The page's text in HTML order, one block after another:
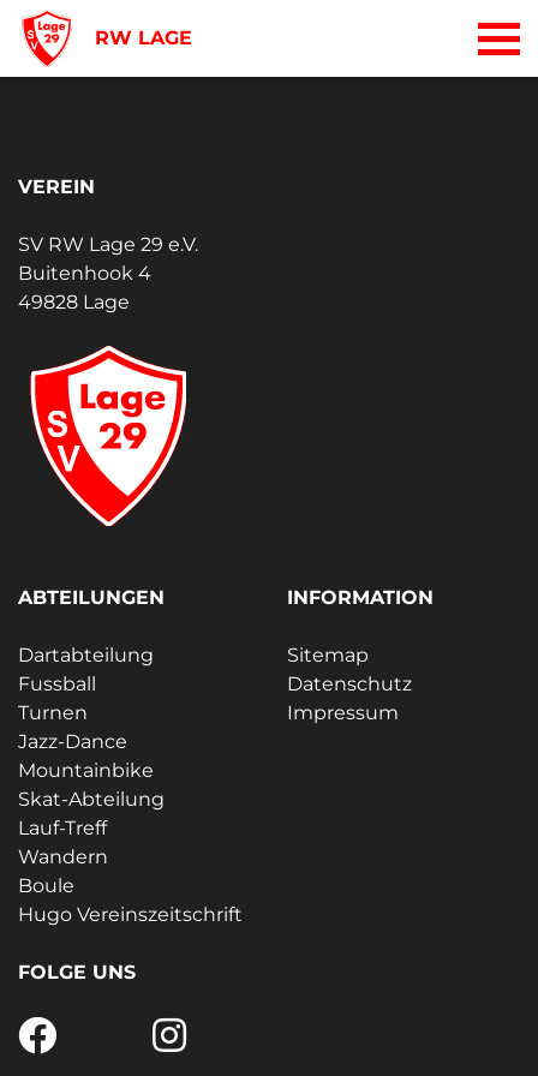
RW LAGE
VEREIN
SV RW Lage 29 e.V.
Buitenhook 4
49828 Lage
ABTEILUNGEN
Dartabteilung
Fussball
Turnen
Jazz-Dance
Mountainbike
Skat-Abteilung
Lauf-Treff
Wandern
Boule
Hugo Vereinszeitschrift
INFORMATION
Sitemap
Datenschutz
Impressum
FOLGE UNS